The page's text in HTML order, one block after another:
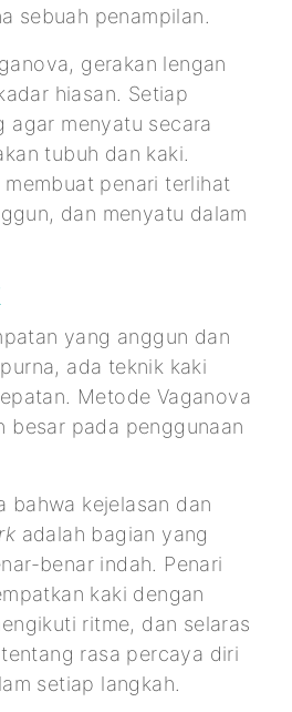
sebuah penampilan.
gerakan lengan
hiasan. Setiap
agar menyatu secara
tubuh dan kaki.
membuat penari terlihat
dan menyatu dalam
yang anggun dan
ada teknik kaki
Metode Vaganova
besar pada penggunaan
bahwa kejelasan dan
adalah bagian yang
benar indah. Penari
kaki dengan
ritme, dan selaras
rasa percaya diri
setiap langkah.